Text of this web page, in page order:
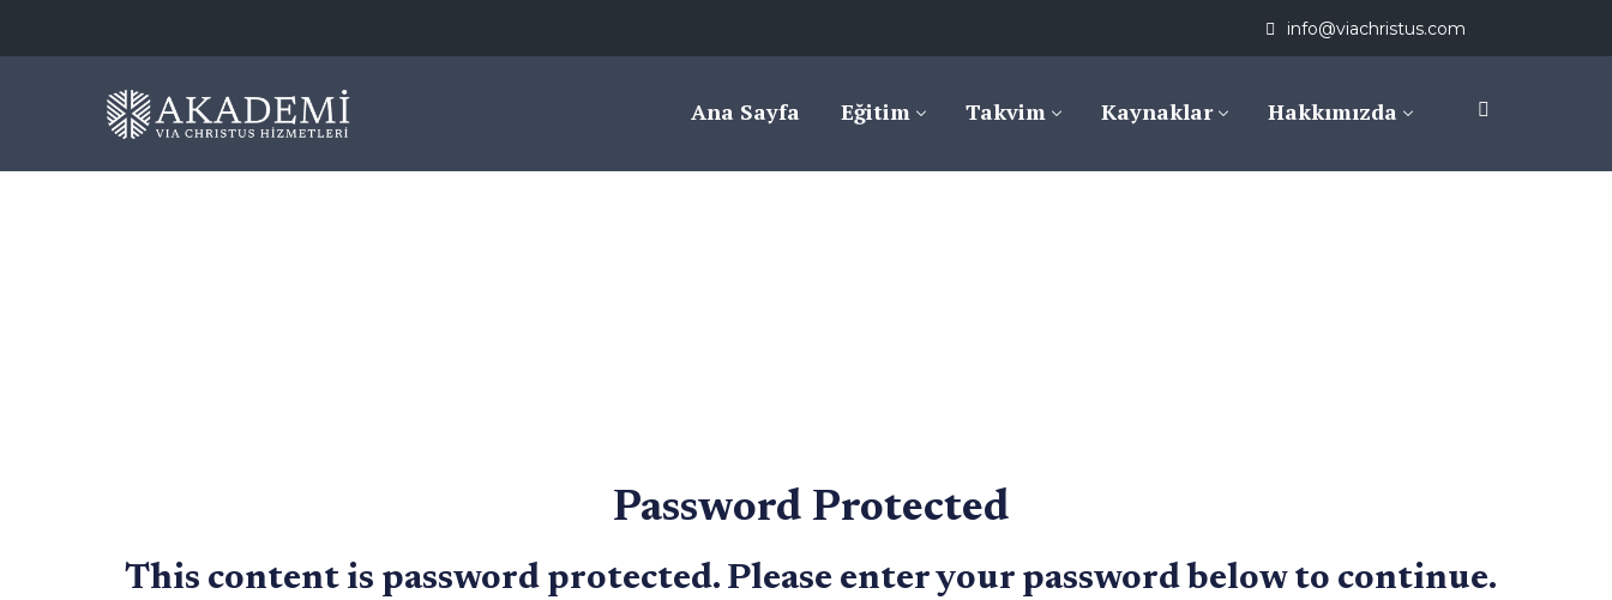
info@viachristus.com
Ana Sayfa Eğitim Takvim Kaynaklar Hakkımızda
Password Protected
This content is password protected. Please enter your password below to continue.